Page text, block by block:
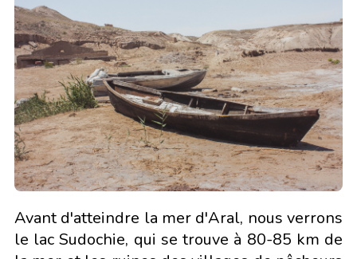
Avant d'atteindre la mer d'Aral, nous verrons
le lac Sudochie, qui se trouve à 80-85 km de